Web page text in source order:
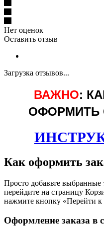
Нет оценок
Оставить отзыв
Загрузка отзывов...
ВАЖНО:
ОФОРМИТЬ
Как оформить
Просто добавьте выбранные
перейдите на страницу
нажмите кнопку «Перейти
Оформление заказа в